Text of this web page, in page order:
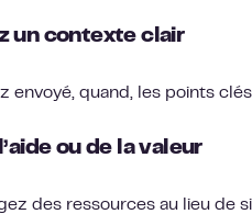
un contexte clair
envoyé, quand, les points
ou de la valeur
des ressources au lieu de